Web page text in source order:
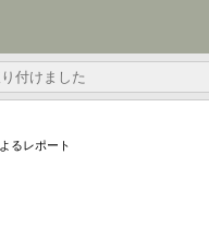
付けました
るレポート